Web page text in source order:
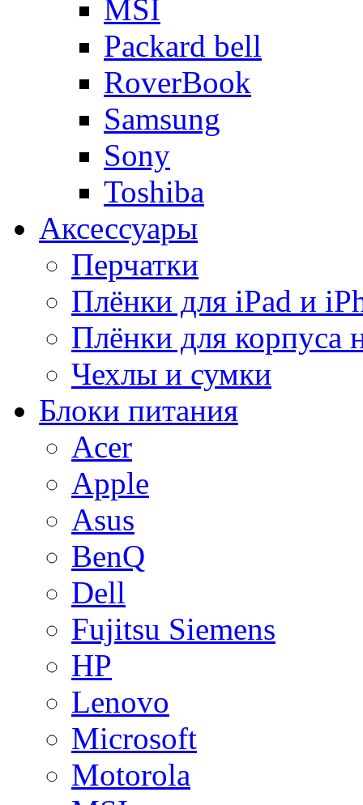
MSI
Packard bell
RoverBook
Samsung
Sony
Toshiba
Аксессуары
Перчатки
Плёнки для iPad и
Плёнки для корпуса
Чехлы и сумки
Блоки питания
Acer
Apple
Asus
BenQ
Dell
Fujitsu Siemens
HP
Lenovo
Microsoft
Motorola